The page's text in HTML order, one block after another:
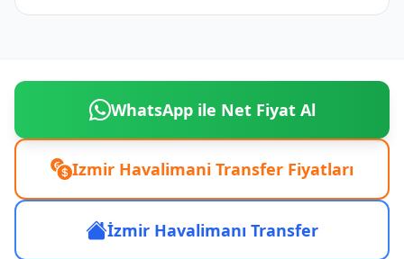
WhatsApp ile Net Fiyat Al
Izmir Havalimani Transfer Fiyatları
İzmir Havalimanı Transfer